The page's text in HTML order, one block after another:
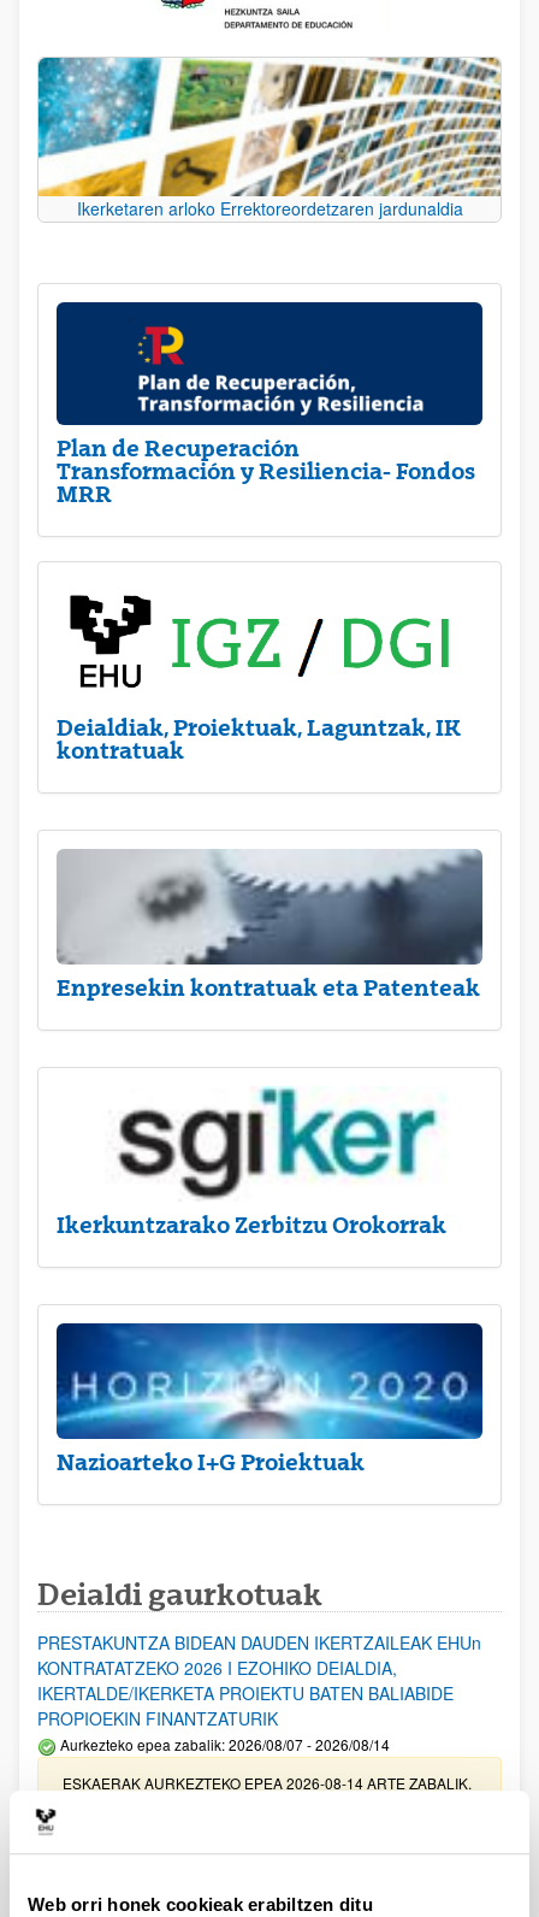
Web orri honek cookieak erabiltzen ditu
Ikerketaren arloko Errektoreordetzaren jardunaldia
Plan de Recuperación
Transformación y Resiliencia- Fondos
MRR
Deialdiak, Proiektuak, Laguntzak, IK
kontratuak
Enpresekin kontratuak eta Patenteak
Ikerkuntzarako Zerbitzu Orokorrak
Nazioarteko I+G Proiektuak
Deialdi gaurkotuak
PRESTAKUNTZA BIDEAN DAUDEN IKERTZAILEAK EHUn
KONTRATATZEKO 2026 I EZOHIKO DEIALDIA,
IKERTALDE/IKERKETA PROIEKTU BATEN BALIABIDE
PROPIOEKIN FINANTZATURIK
Aurkezteko epea zabalik: 2026/08/07 - 2026/08/14
ESKAERAK AURKEZTEKO EPEA 2026-08-14 ARTE ZABALIK.
UPV/EHUn Azpiegitura Zientifikoa eta Funts Bibliografikoak